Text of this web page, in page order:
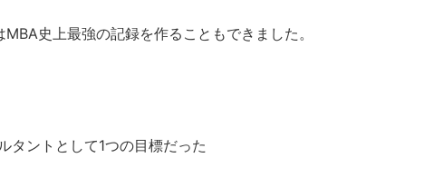
史上最強の記録を作ることもできました。
タントとして1つの目標だった